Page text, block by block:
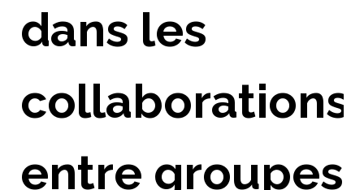
dans les
collaborations
entre groupes